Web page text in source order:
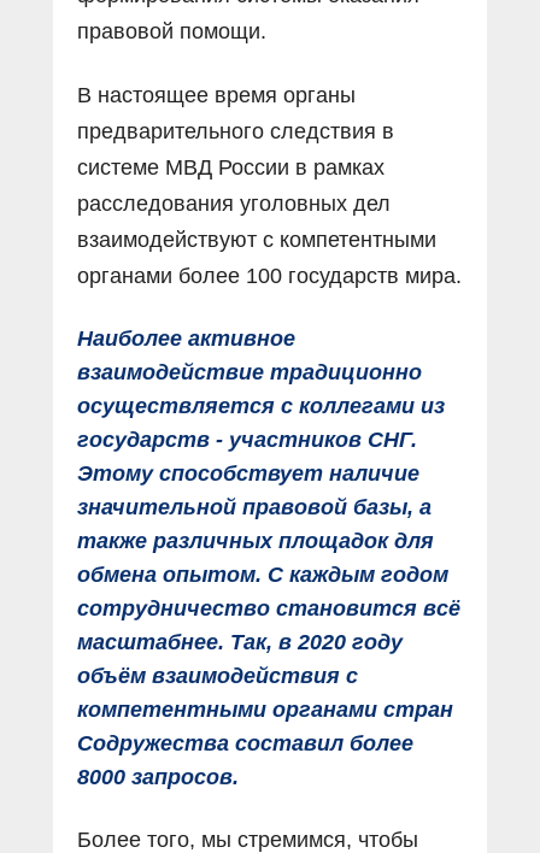
правовой помощи.
В настоящее время органы
предварительного следствия в
системе МВД России в рамках
расследования уголовных дел
взаимодействуют с компетентными
органами более 100 государств мира.
Наиболее активное
взаимодействие традиционно
осуществляется с коллегами из
государств - участников СНГ.
Этому способствует наличие
значительной правовой базы, а
также различных площадок для
обмена опытом. С каждым годом
сотрудничество становится всё
масштабнее. Так, в 2020 году
объëм взаимодействия с
компетентными органами стран
Содружества составил более
8000 запросов.
Более того, мы стремимся, чтобы